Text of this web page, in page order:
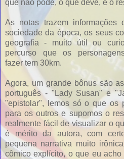
que não pode, o que deve, e o
As notas trazem
sociedade da época, os seus
geografia - muito útil ou
percurso que os
fazer tem 30km.
Agora, um grande bônus são
português - "Lady Susan" e
"epistolar", lemos só o que os
para os outros e supomos o
realmente fácil de visualizar o
é mérito da autora, com
pequena narrativa muito
cômico explícito, o que eu